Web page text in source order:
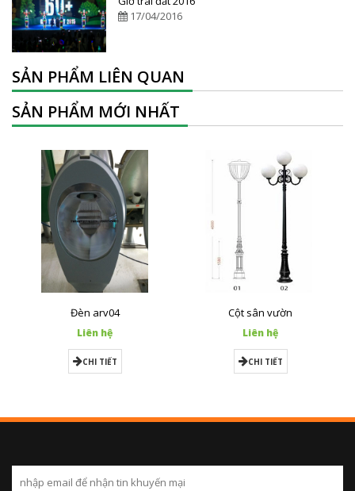
17/04/2016
SẢN PHẨM LIÊN QUAN
SẢN PHẨM MỚI NHẤT
Đèn arv04
Liên hệ
CHI TIẾT
Cột sân vườn
Liên hệ
CHI TIẾT